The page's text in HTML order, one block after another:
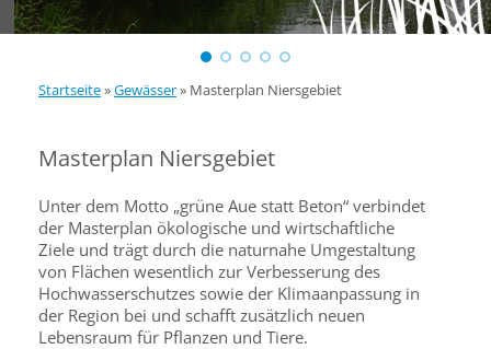
Startseite»Gewässer» Masterplan Niersgebiet
Masterplan Niersgebiet
Unter dem Motto „grüne Aue statt Beton“ verbindet
der Masterplan ökologische und wirtschaftliche
Ziele und trägt durch die naturnahe Umgestaltung
von Flächen wesentlich zur Verbesserung des
Hochwasserschutzes sowie der Klimaanpassung in
der Region bei und schafft zusätzlich neuen
Lebensraum für Pflanzen und Tiere.